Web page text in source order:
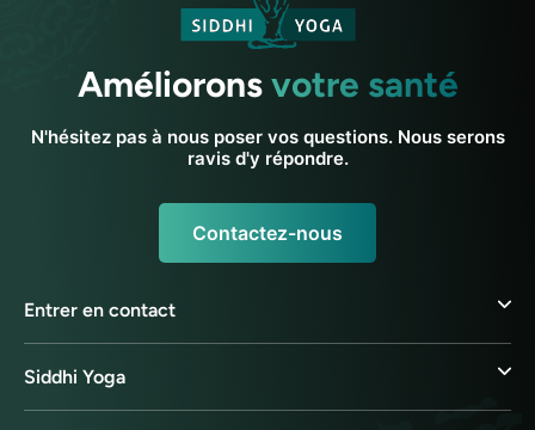
Amélioronsvotre santé
N'hésitez pas à nous poser vos questions. Nous serons
ravis d'y répondre.
Contactez-nous
Entrer en contact
Siddhi Yoga